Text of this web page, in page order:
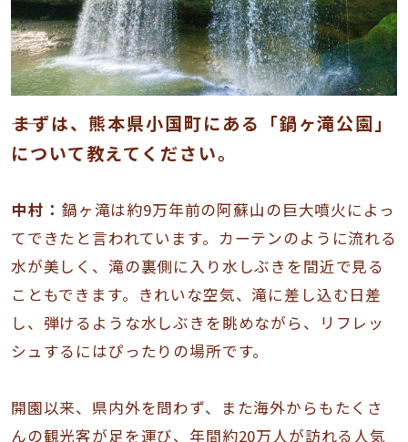
――まずは、熊本県小国町にある「鍋ヶ滝公園」
について教えてください。
中村： 鍋ヶ滝は約9万年前の阿蘇山の巨大噴火によっ
てできたと言われています。カーテンのように流れる
水が美しく、滝の裏側に入り水しぶきを間近で見る
こともできます。きれいな空気、滝に差し込む日差
し、弾けるような水しぶきを眺めながら、リフレッ
シュするにはぴったりの場所です。
開園以来、県内外を問わず、また海外からもたくさ
んの観光客が足を運び、年間約20万人が訪れる人気